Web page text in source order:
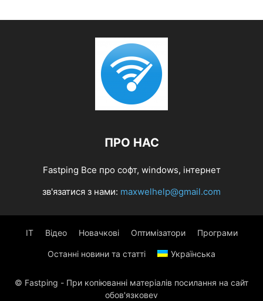
ПРО НАС
Fastping Все про софт, windows, інтернет
зв'язатися з нами: maxwelhelp@gmail.com
IT Відео Новачкові Оптимізатори Програми
Останні новини та статті Українська
© Fastping - При копіюванні матеріалів посилання на сайт
обов'язковеv